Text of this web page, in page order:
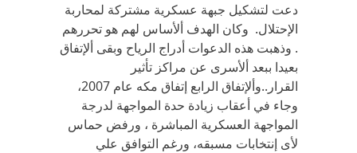
دعت لتشكيل جبهة عسكرية مشتركة لمحاربة
الإحتلال. وكان الهدف ألأساس لهم هو تحررهم
. وذهبت هذه الدعوات أدراج الرياح وبقى ألإتفاق
بعيدا ببعد ألأسرى عن مراكز تأثير
القرار..وألإتفاق الرابع إتفاق مكه عام 2007،
وجاء في أعقاب زيادة حدة المواجهة لدرجة
المواجهة العسكرية المباشرة ، ورفض حماس
لأى إنتخابات مسبقه، ورغم التوافق علي